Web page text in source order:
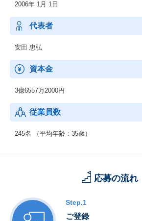
2006年 1月 1日
代表者
安田 忠弘
資本金
3億6557万2000円
従業員数
245名 （平均年齢：35歳）
応募の流れ
Step.1
ご登録